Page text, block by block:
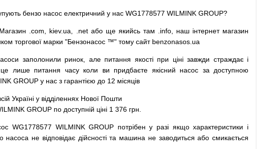
бензо насос електричний у нас WG1778577 WILMINK GROUP?
Магазин .com kiev.ua .net або ще якийсь там .info, наш інтернет магазин
торгової марки "Бензонасос ™" тому сайт benzonasos.ua
заполонили ринок але питання якості при ціні завжди страждає і
це лише питання часу коли ви придбаєте якісний насос за доступною
GROUP у нас з гарантією до 12 місяців
Україні у відділеннях Нової Пошти
GROUP по доступній ціні 1 376 грн.
WG1778577 WILMINK GROUP потрібен у разі якщо характеристики
і
насоса не відповідає дійсності та машина не заводиться або смикається